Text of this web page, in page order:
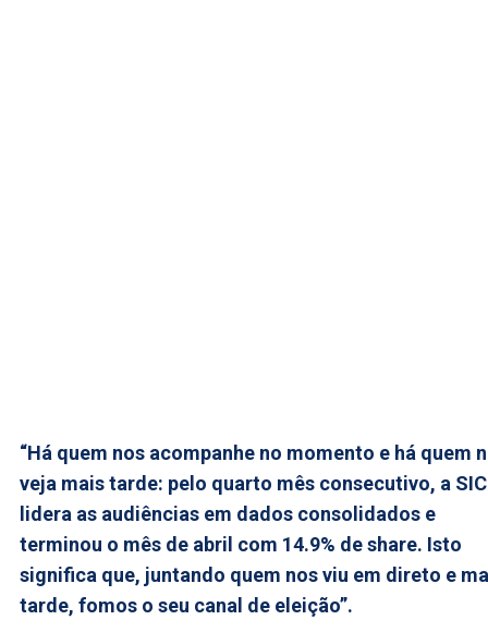
“Há quem nos acompanhe no momento e há quem
veja mais tarde: pelo quarto mês consecutivo, a SIC
lidera as audiências em dados consolidados e
terminou o mês de abril com 14.9% de share. Isto
significa que, juntando quem nos viu em direto e
tarde, fomos o seu canal de eleição”.